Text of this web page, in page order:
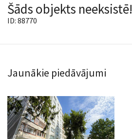
Uzņēmums
Pakalpojumi
Kontakti
Šāds objekts neeksistē!
ID: 88770
Jaunākie piedāvājumi